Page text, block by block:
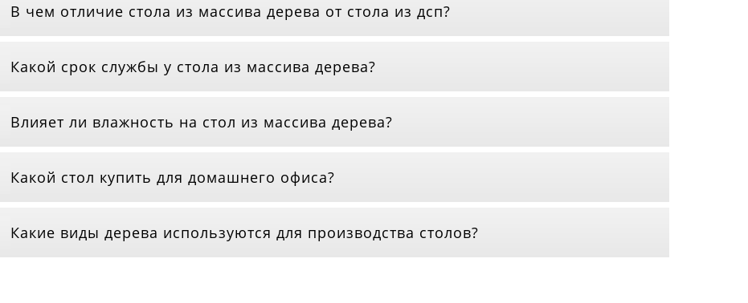
В чем отличие стола из массива дерева от стола из дсп?
Какой срок службы у стола из массива дерева?
Влияет ли влажность на стол из массива дерева?
Какой стол купить для домашнего офиса?
Какие виды дерева используются для производства столов?